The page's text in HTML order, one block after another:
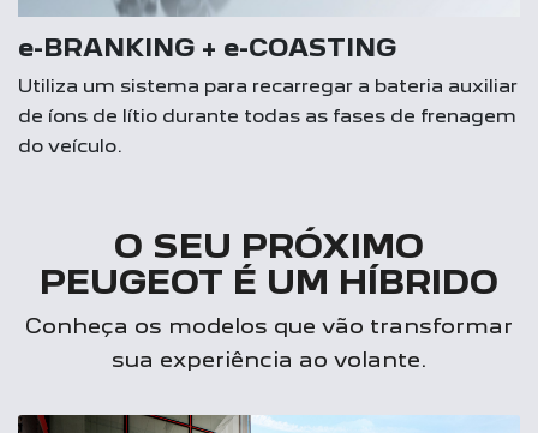
e-BRANKING + e-COASTING
Utiliza um sistema para recarregar a bateria auxiliar
de íons de lítio durante todas as fases de frenagem
do veículo.
O SEU PRÓXIMO
PEUGEOT É UM HÍBRIDO
Conheça os modelos que vão transformar
sua experiência ao volante.